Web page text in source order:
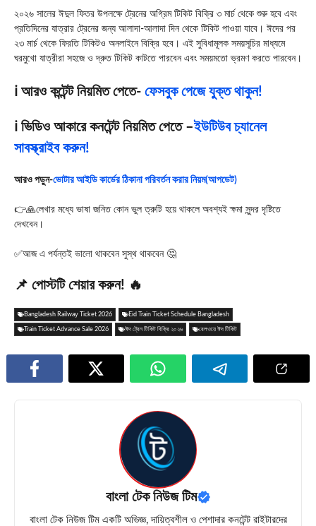
২০২৬ সালের ঈদুল ফিতর উপলক্ষে ট্রেনের অগ্রিম টিকিট বিক্রি ৩ মার্চ থেকে শুরু হবে এবং
প্রতিদিনের যাত্রার ট্রেনের জন্য আলাদা-আলাদা দিন থেকে টিকিট পাওয়া যাবে। ঈদের পর
২৩ মার্চ থেকে ফিরতি টিকিটও অনলাইনে বিক্রি হবে। এই সুবিধামূলক সময়সূচির মাধ্যমে
ঘরমুখো যাত্রীরা সহজে ও দ্রুত টিকিট কাটতে পারবেন এবং সময়মতো ভ্রমণ করতে পারবেন।
ℹ️ আরও কন্টেন্ট নিয়মিত পেতে- ফেসবুক পেজে যুক্ত থাকুন!
ℹ️ ভিডিও আকারে কনটেন্ট নিয়মিত পেতে –ইউটিউব চ্যানেল
সাবস্ক্রাইব করুন!
আরও পড়ুন-ভোটার আইডি কার্ডের ঠিকানা পরিবর্তন করার নিয়ম(আপডেট)
👉🙏লেখার মধ্যে ভাষা জনিত কোন ভুল ত্রুটি হয়ে থাকলে অবশ্যই ক্ষমা সুন্দর দৃষ্টিতে
দেখবেন।
✅আজ এ পর্যন্তই ভালো থাকবেন সুস্থ থাকবেন 🤔
📌 পোস্টটি শেয়ার করুন! 🔥
Bangladesh Railway Ticket 2026 Eid Train Ticket Schedule Bangladesh
Train Ticket Advance Sale 2026 ঈদ ট্রেন টিকিট বিক্রি ২০২৬ রেলওয়ে ঈদ টিকিট
বাংলা টেক নিউজ টিম
বাংলা টেক নিউজ টিম একটি অভিজ্ঞ, দায়িত্বশীল ও পেশাদার কনটেন্ট রাইটারদের